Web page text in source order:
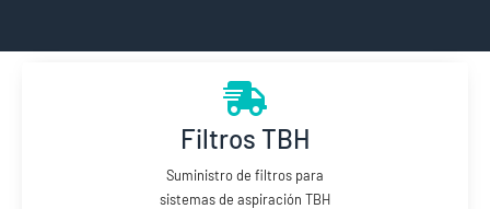
Filtros TBH
Suministro de filtros para
sistemas de aspiración TBH